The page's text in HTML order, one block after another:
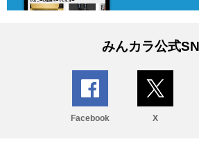
みんカラ公式
Facebook X